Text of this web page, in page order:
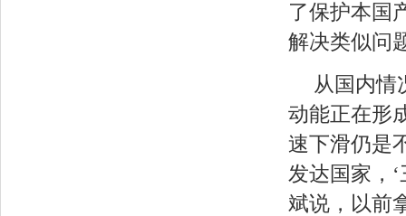
了保护本国
解决类似问
从国内情
动能正在形
速下滑仍是
发达国家，
斌说，以前